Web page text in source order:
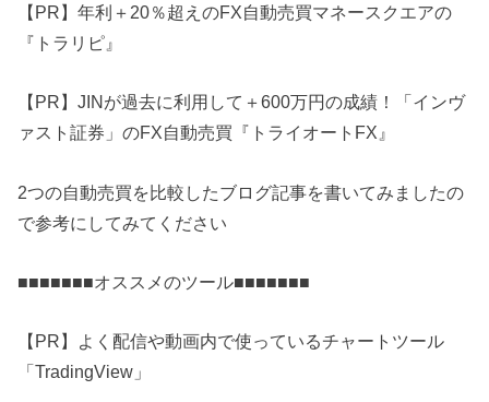
【PR】年利＋20％超えのFX自動売買マネースクエアの
『トラリピ』
【PR】JINが過去に利用して＋600万円の成績！「インヴ
ァスト証券」のFX自動売買『トライオートFX』
2つの自動売買を比較したブログ記事を書いてみましたの
で参考にしてみてください
■■■■■■■オススメのツール■■■■■■■
【PR】よく配信や動画内で使っているチャートツール
「TradingView」